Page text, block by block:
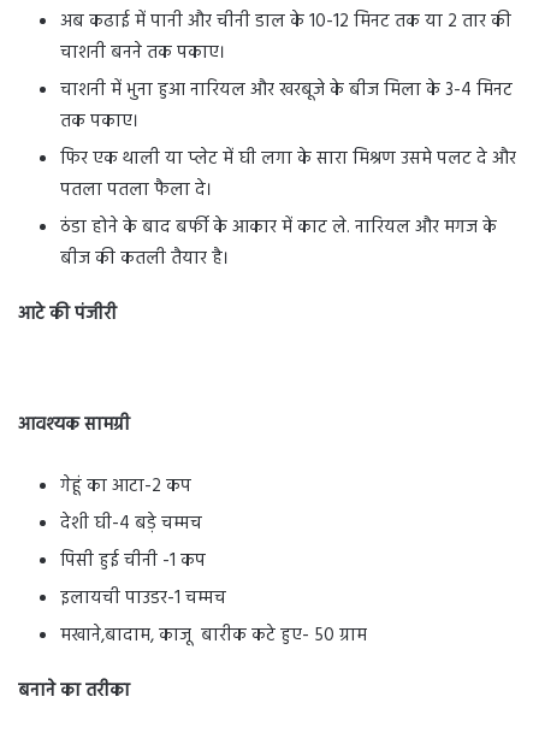
अब कढाई में पानी और चीनी डाल के 10-12 मिनट तक या 2 तार की
चाशनी बनने तक पकाए।
चाशनी में भुना हुआ नारियल और खरबूजे के बीज मिला के 3-4 मिनट
तक पकाए।
फिर एक थाली या प्लेट में घी लगा के सारा मिश्रण उसमे पलट दे और
पतला पतला फैला दे।
ठंडा होने के बाद बर्फी के आकार में काट ले. नारियल और मगज के
बीज की कतली तैयार है।
आटे की पंजीरी
आवश्यक सामग्री
गेहूं का आटा-2 कप
देशी घी-4 बड़े चम्मच
पिसी हुई चीनी -1 कप
इलायची पाउडर-1 चम्मच
मखाने,बादाम, काजू बारीक कटे हुए- 50 ग्राम
बनाने का तरीका